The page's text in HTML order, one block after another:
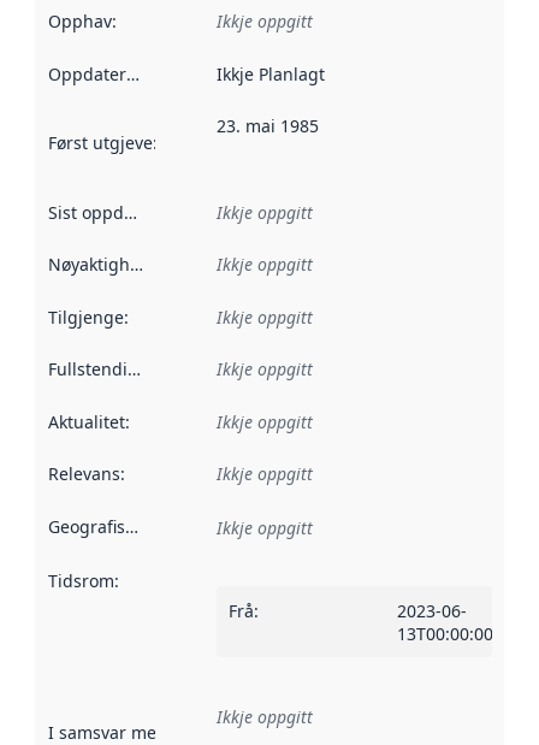
Opphav: Ikkje oppgitt
Oppdateringsfrekvens :
Ikkje Planlagt
Først utgjeve:
23. mai 1985
Sist oppdatert Ikkje oppgitt
Nøyaktigheit Ikkje oppgitt
Tilgjenge: Ikkje oppgitt
Fullstendigheit Ikkje oppgitt
Aktualitet: Ikkje oppgitt
Relevans: Ikkje oppgitt
Geografisk område Ikkje oppgitt
Tidsrom:
Frå:
2023-06-
13T00:00:00Z
I samsvar med Referanse til ei implementeringsregel eller
Ikkje oppgitt